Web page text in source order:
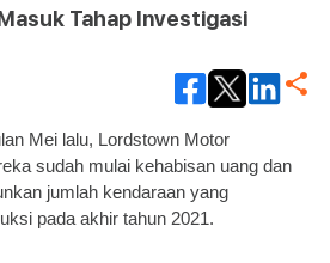
Tahap Investigasi
Mei lalu, Lordstown Motor
sudah mulai kehabisan uang dan
jumlah kendaraan yang
pada akhir tahun 2021.